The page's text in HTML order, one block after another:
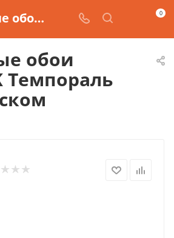
Пробковые обои IBERCORK Темпораль Азул с воском купить 0
обои
Темпораль